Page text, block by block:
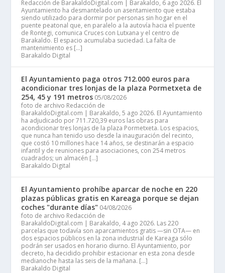
Redacción de BarakaldoDigital.com | Barakaldo, 6 ago 2026. El
Ayuntamiento ha desmantelado un asentamiento que estaba
siendo utilizado para dormir por personas sin hogar en el
puente peatonal que, en paralelo a la autovía hacia el puente
de Rontegi, comunica Cruces con Lutxana y el centro de
Barakaldo. El espacio acumulaba suciedad. La falta de
mantenimiento es […]
Barakaldo Digital
El Ayuntamiento paga otros 712.000 euros para
acondicionar tres lonjas de la plaza Pormetxeta de
254, 45 y 191 metros 05/08/2026
foto de archivo Redacción de
BarakaldoDigital.com | Barakaldo, 5 ago 2026. El Ayuntamiento
ha adjudicado por 711.720,39 euros las obras para
acondicionar tres lonjas de la plaza Pormetxeta. Los espacios,
que nunca han tenido uso desde la inauguración del recinto,
que costó 10 millones hace 14 años, se destinarán a espacio
infantil y de reuniones para asociaciones, con 254 metros
cuadrados; un almacén […]
Barakaldo Digital
El Ayuntamiento prohíbe aparcar de noche en 220
plazas públicas gratis en Kareaga porque se dejan
coches "durante días" 04/08/2026
foto de archivo Redacción de
BarakaldoDigital.com | Barakaldo, 4 ago 2026. Las 220
parcelas que todavía son aparcamientos gratis —sin OTA— en
dos espacios públicos en la zona industrial de Kareaga sólo
podrán ser usados en horario diurno. El Ayuntamiento, por
decreto, ha decidido prohibir estacionar en esta zona desde
medianoche hasta las seis de la mañana. […]
Barakaldo Digital